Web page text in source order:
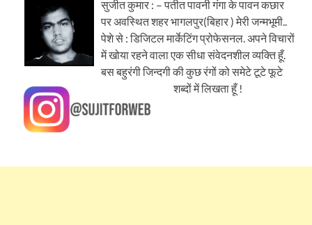
सुजीत कुमार : – पतीत पावनी गंगा के पावन कछार
पर अवस्थित शहर भागलपुर(बिहार ) मेरी जन्मभूमी..
पेशे से : डिजिटल मार्केटिंग प्रोफेसनल. अपने विचारों
में खोया रहने वाला एक सीधा संवेदनशील व्यक्ति हूँ.
बस बहुरंगी जिन्दगी की कुछ रंगों को समेटे टूटे फूटे
शब्दों में लिखता हूँ !